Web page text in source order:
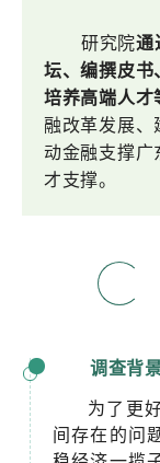
研究院通
坛、编撰皮书
培养高端人才
融改革发展、
动金融支撑广
才支撑。
调查背
为了更
间存在的问